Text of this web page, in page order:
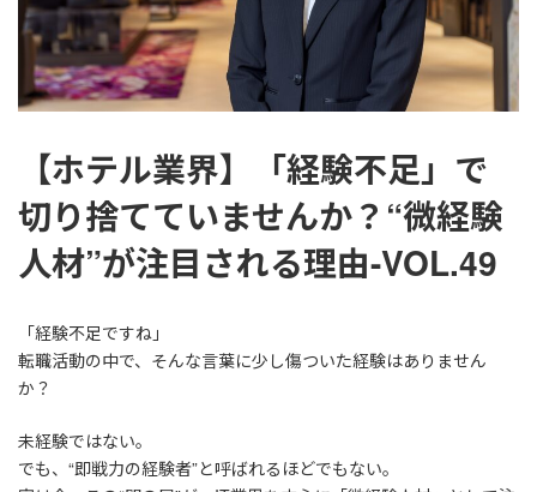
【ホテル業界】「経験不足」で
切り捨てていませんか？“微経験
人材”が注目される理由-VOL.49
「経験不足ですね」
転職活動の中で、そんな言葉に少し傷ついた経験はありません
か？
未経験ではない。
でも、“即戦力の経験者”と呼ばれるほどでもない。